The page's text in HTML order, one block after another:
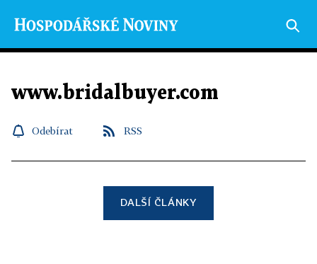
www.bridalbuyer.com
Odebírat RSS
DALŠÍ ČLÁNKY